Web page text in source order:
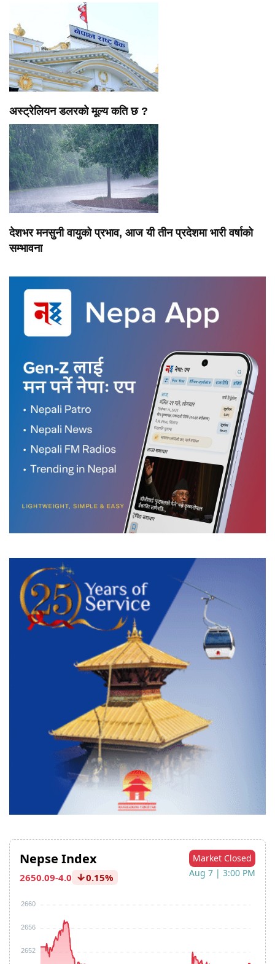
अस्ट्रेलियन डलरको मूल्य कति छ ?
देशभर मनसुनी वायुको प्रभाव, आज यी तीन प्रदेशमा भारी वर्षाको
सम्भावना